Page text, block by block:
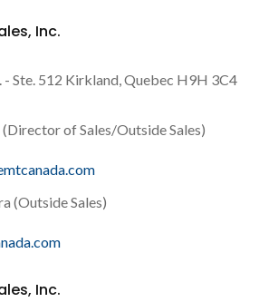
Inc.
- Ste. 512 Kirkland, Quebec H9H 3C4
of Sales/Outside Sales)
(Outside Sales)
Inc.